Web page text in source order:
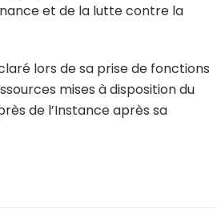
et de la lutte contre la
lors de sa prise de fonctions
mises à disposition du
de l’Instance après sa